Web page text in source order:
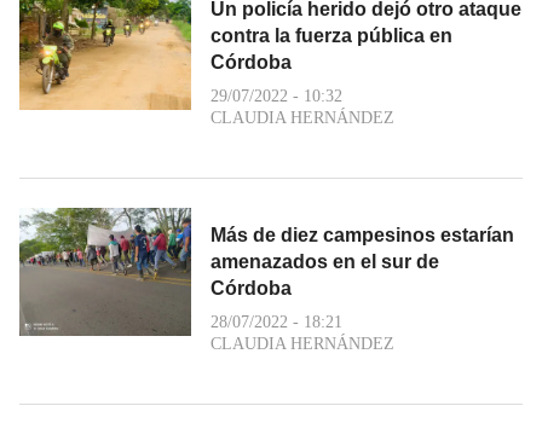
Un policía herido dejó otro ataque
contra la fuerza pública en
Córdoba
29/07/2022 - 10:32
CLAUDIA HERNÁNDEZ
Más de diez campesinos estarían
amenazados en el sur de
Córdoba
28/07/2022 - 18:21
CLAUDIA HERNÁNDEZ